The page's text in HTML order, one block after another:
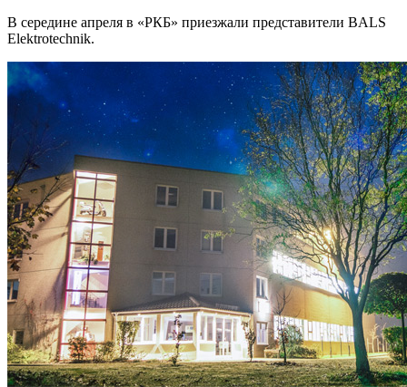
В середине апреля в «РКБ» приезжали представители BALS
Elektrotechnik.